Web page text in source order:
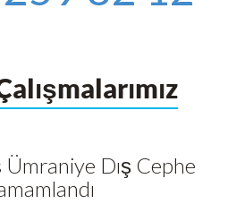
Dış Cephe